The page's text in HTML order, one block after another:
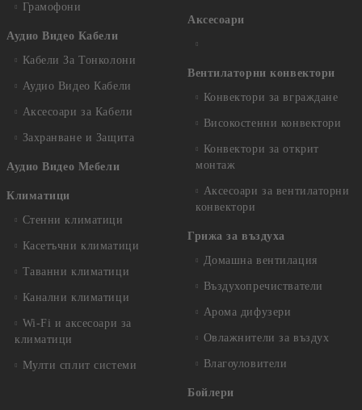
Грамофони
Аудио Видео Кабели
Кабели За Тонколони
Аудио Видео Кабели
Аксесоари за Кабели
Захранване и Защита
Аудио Видео Мебели
Климатици
Стенни климатици
Касетъчни климатици
Таванни климатици
Канални климатици
Wi-Fi и аксесоари за
климатици
Мулти сплит системи
Аксесоари
Вентилаторни конвектори
Конвектори за вграждане
Високостенни конвектори
Конвектори за открит
монтаж
Аксесоари за вентилаторни
конвектори
Грижа за въздуха
Домашна вентилация
Въздухопречистватели
Арома дифузери
Овлажнители за въздух
Влагоуловители
Бойлери